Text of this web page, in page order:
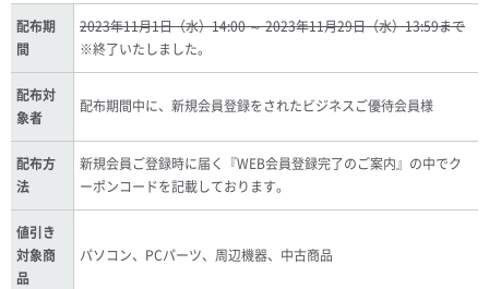
配布期
間
2023年11月1日（水）14:00 ～ 2023年11月29日（水）13:59まで
※終了いたしました。
配布対
象者
配布期間中に、新規会員登録をされたビジネスご優待会員様
配布方
法
新規会員ご登録時に届く『WEB会員登録完了のご案内』の中でク
ーポンコードを記載しております。
値引き
対象商
品
パソコン、PCパーツ、周辺機器、中古商品